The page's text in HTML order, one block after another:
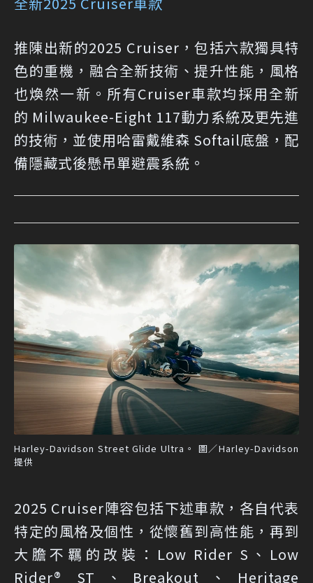
推陳出新的2025 Cruiser，包括六款獨具特
色的重機，融合全新技術、提升性能，風格
也煥然一新。所有Cruiser車款均採用全新
的 Milwaukee-Eight 117動力系統及更先進
的技術，並使用哈雷戴維森 Softail底盤，配
備隱藏式後懸吊單避震系統。
Harley-Davidson Street Glide Ultra。 圖／Harley-Davidson
提供
2025 Cruiser陣容包括下述車款，各自代表
特定的風格及個性，從懷舊到高性能，再到
大膽不羈的改裝：Low Rider S、Low
Rider® ST、Breakout、Heritage